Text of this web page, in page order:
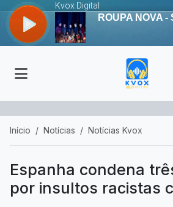
Início Notícias Notícias Kvox
Espanha condena
por insultos racistas